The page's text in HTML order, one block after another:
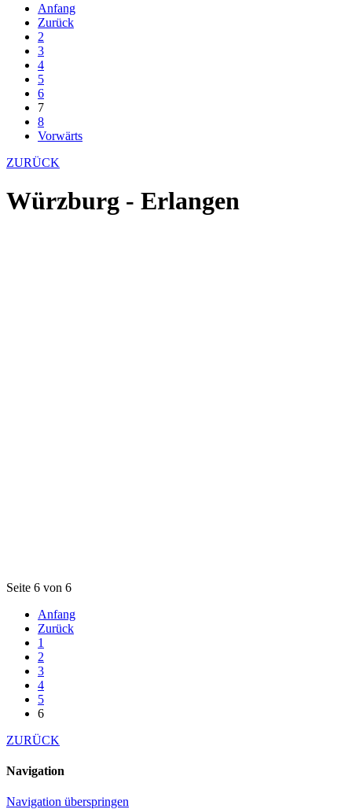
Anfang
Zurück
2
3
4
5
6
7
8
Vorwärts
ZURÜCK
Würzburg - Erlangen
Seite 6 von 6
Anfang
Zurück
1
2
3
4
5
6
ZURÜCK
Navigation
Navigation überspringen